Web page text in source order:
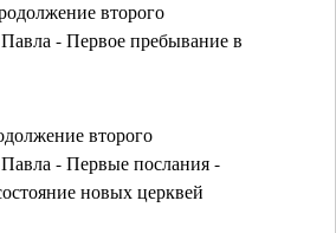
второго
- Первое пребывание в
второго
- Первые послания -
новых церквей